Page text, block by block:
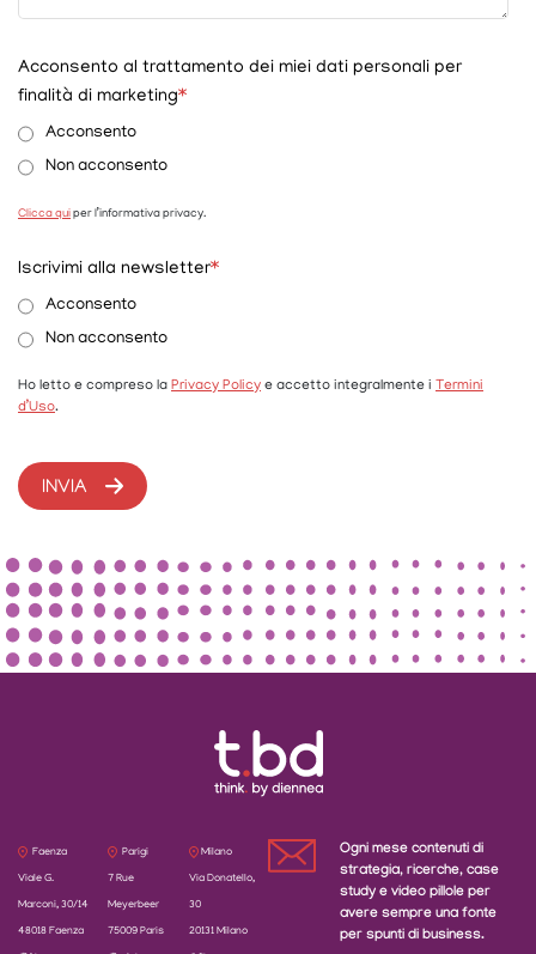
Acconsento al trattamento dei miei dati personali per
finalità di marketing*
Acconsento
Non acconsento
Clicca quiper l’informativa privacy.
Iscrivimi alla newsletter*
Acconsento
Non acconsento
Ho letto e compreso la Privacy Policy e accetto integralmente i Termini
d’Uso.
Faenza
Viale G.
Marconi, 30/14
48018 Faenza
Parigi
7 Rue
Meyerbeer
75009 Paris
Milano
Via Donatello,
30
20131 Milano
Ogni mese contenuti di
strategia, ricerche, case
study e video pillole per
avere sempre una fonte
per spunti di business.